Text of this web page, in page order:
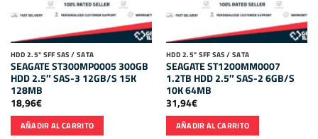
HDD 2.5" SFF SAS / SATA
SEAGATE ST300MP0005 300GB
HDD 2.5″ SAS-3 12GB/S 15K
128MB
18,96€
AÑADIR AL CARRITO
HDD 2.5" SFF SAS / SATA
SEAGATE ST1200MM0007
1.2TB HDD 2.5″ SAS-2 6GB/S
10K 64MB
31,94€
AÑADIR AL CARRITO